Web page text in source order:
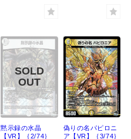
黙示録の水晶
【VR】｛2/74｝
偽りの名パピロニ
ア【VR】｛3/74｝